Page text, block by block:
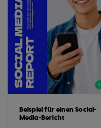
Beispiel für einen Social-
Media-Bericht